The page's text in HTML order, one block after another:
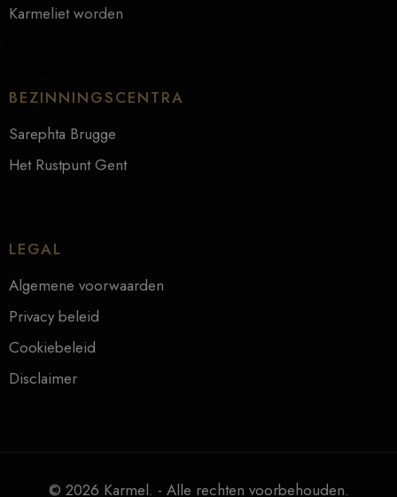
Karmeliet worden
BEZINNINGSCENTRA
Sarephta Brugge
Het Rustpunt Gent
LEGAL
Algemene voorwaarden
Privacy beleid
Cookiebeleid
Disclaimer
© 2026 Karmel. - Alle rechten voorbehouden.